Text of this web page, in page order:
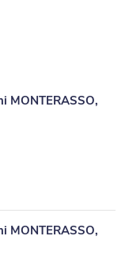
MONTERASSO,
MONTERASSO,